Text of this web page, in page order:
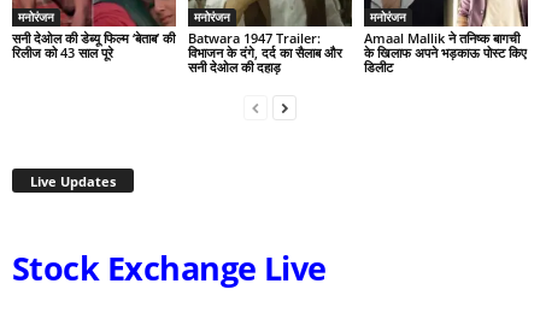
मनोरंजन
सनी देओल की डेब्यू फिल्म ‘बेताब’ की
रिलीज को 43 साल पूरे
मनोरंजन
Batwara 1947 Trailer:
विभाजन के दंगे, दर्द का सैलाब और
सनी देओल की दहाड़
मनोरंजन
Amaal Mallik ने तनिष्क बागची
के खिलाफ अपने भड़काऊ पोस्ट किए
डिलीट
Live Updates
Stock Exchange Live